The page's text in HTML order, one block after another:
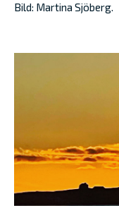
Bild: Martina Sjöberg.